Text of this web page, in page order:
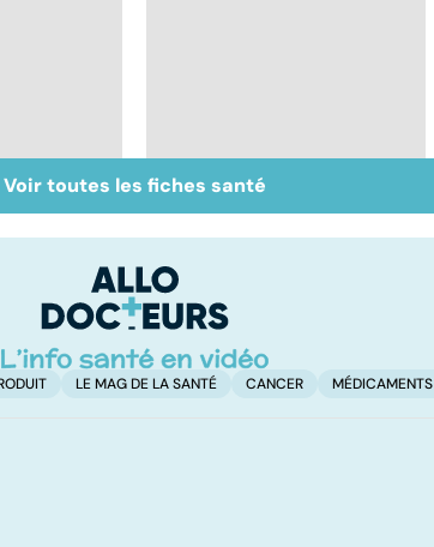
: au
Nécrose : quand les
tissus meurent
Voir toutes les fiches santé
LE MAG DE LA SANTÉ CANCER MÉDICAMENTS